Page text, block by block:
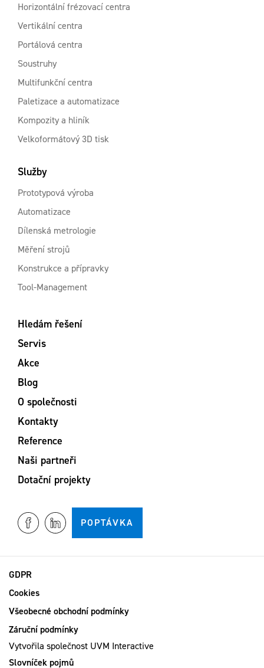
Horizontální frézovací centra
Vertikální centra
Portálová centra
Soustruhy
Multifunkční centra
Paletizace a automatizace
Kompozity a hliník
Velkoformátový 3D tisk
Služby
Prototypová výroba
Automatizace
Dílenská metrologie
Měření strojů
Konstrukce a přípravky
Tool-Management
Hledám řešení
Servis
Akce
Blog
O společnosti
Kontakty
Reference
Naši partneři
Dotační projekty
POPTÁVKA
GDPR
Cookies
Všeobecné obchodní podmínky
Záruční podmínky
Vytvořila společnost UVM Interactive
Slovníček pojmů